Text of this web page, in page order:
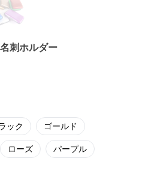
刺ホルダー
ック ゴールド
ローズ パープル